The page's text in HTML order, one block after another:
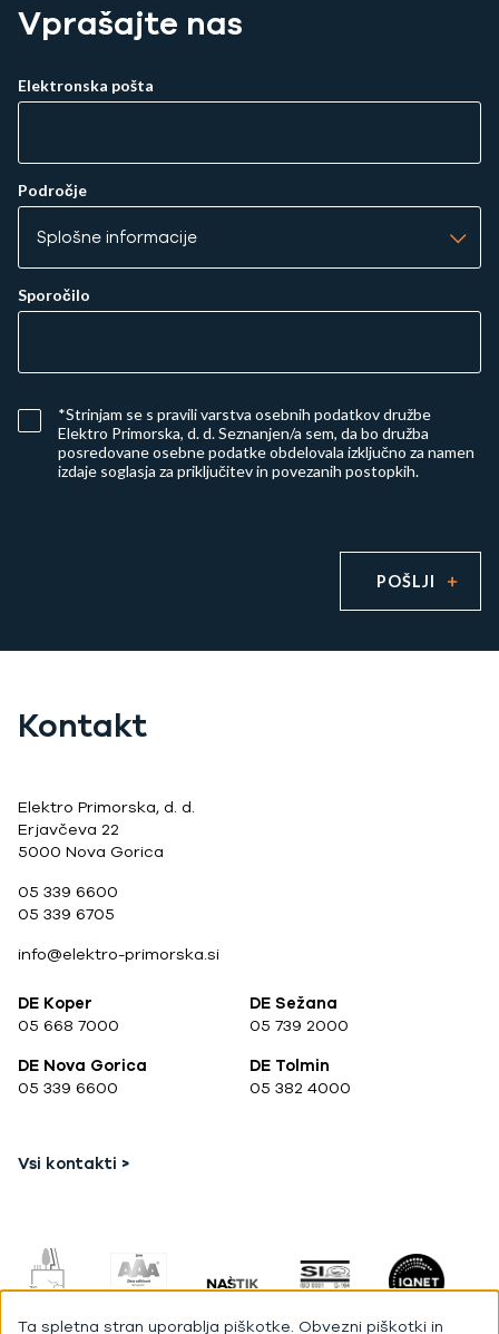
Kontakt
Elektro Primorska, d. d.
Erjavčeva 22
5000 Nova Gorica
05 339 6600
05 339 6705
info@elektro-primorska.si
DE Koper
05 668 7000
DE Sežana
05 739 2000
DE Nova Gorica
05 339 6600
DE Tolmin
05 382 4000
Vsi kontakti >
Vprašajte nas
Elektronska pošta
Področje
Sporočilo
*Strinjam se s pravili varstva osebnih podatkov družbe
Elektro Primorska, d. d.Seznanjen/a sem, da bo družba
posredovane osebne podatke obdelovala izključno za namen
izdaje soglasja za priključitev in povezanih postopkih.
POŠLJI
Ta spletna stran uporablja piškotke. Obvezni piškotki in